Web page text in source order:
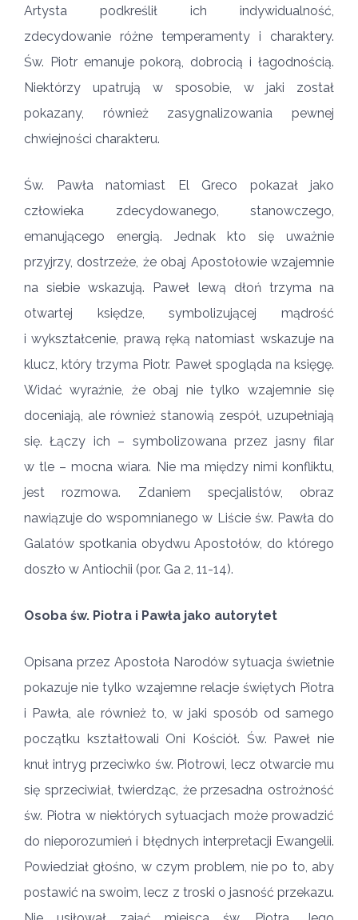
Artysta podkreślił ich indywidualność,
zdecydowanie różne temperamenty i charaktery.
Św. Piotr emanuje pokorą, dobrocią i łagodnością.
Niektórzy upatrują w sposobie, w jaki został
pokazany, również zasygnalizowania pewnej
chwiejności charakteru.
Św. Pawła natomiast El Greco pokazał jako
człowieka zdecydowanego, stanowczego,
emanującego energią. Jednak kto się uważnie
przyjrzy, dostrzeże, że obaj Apostołowie wzajemnie
na siebie wskazują. Paweł lewą dłoń trzyma na
otwartej księdze, symbolizującej mądrość
i wykształcenie, prawą ręką natomiast wskazuje na
klucz, który trzyma Piotr. Paweł spogląda na księgę.
Widać wyraźnie, że obaj nie tylko wzajemnie się
doceniają, ale również stanowią zespół, uzupełniają
się. Łączy ich – symbolizowana przez jasny filar
w tle – mocna wiara. Nie ma między nimi konfliktu,
jest rozmowa. Zdaniem specjalistów, obraz
nawiązuje do wspomnianego w Liście św. Pawła do
Galatów spotkania obydwu Apostołów, do którego
doszło w Antiochii (por. Ga 2, 11-14).
Osoba św. Piotra i Pawła jako autorytet
Opisana przez Apostoła Narodów sytuacja świetnie
pokazuje nie tylko wzajemne relacje świętych Piotra
i Pawła, ale również to, w jaki sposób od samego
początku kształtowali Oni Kościół. Św. Paweł nie
knuł intryg przeciwko św. Piotrowi, lecz otwarcie mu
się sprzeciwiał, twierdząc, że przesadna ostrożność
św. Piotra w niektórych sytuacjach może prowadzić
do nieporozumień i błędnych interpretacji Ewangelii.
Powiedział głośno, w czym problem, nie po to, aby
postawić na swoim, lecz z troski o jasność przekazu.